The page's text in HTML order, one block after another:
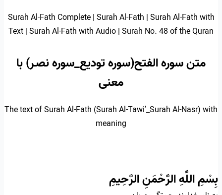
Surah Al-Fath Complete | Surah Al-Fath | Surah Al-Fath with
Text | Surah Al-Fath with Audio | Surah No. 48 of the Quran
متن سوره الفتح(سوره تودیع_سوره نصـر) با
معنی
The text of Surah Al-Fath (Surah Al-Tawi’_Surah Al-Nasr) with
meaning
بِسْمِ اللَّهِ الرَّحْمَنِ الرَّحِيمِ